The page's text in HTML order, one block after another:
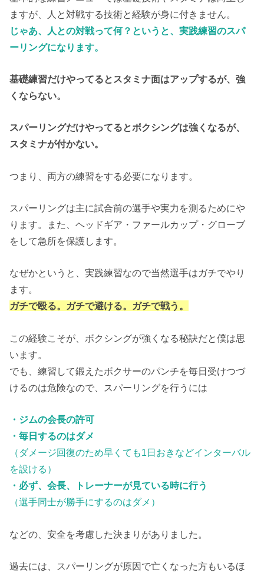
ますが、人と対戦する技術と経験が身に付きません。
じゃあ、人との対戦って何？というと、実践練習のスパ
ーリングになります。
基礎練習だけやってるとスタミナ面はアップするが、強
くならない。
スパーリングだけやってるとボクシングは強くなるが、
スタミナが付かない。
つまり、両方の練習をする必要になります。
スパーリングは主に試合前の選手や実力を測るためにや
ります。また、ヘッドギア・ファールカップ・グローブ
をして急所を保護します。
なぜかというと、実践練習なので当然選手はガチでやり
ます。
ガチで殴る。ガチで避ける。ガチで戦う。
この経験こそが、ボクシングが強くなる秘訣だと僕は思
います。
でも、練習して鍛えたボクサーのパンチを毎日受けつづ
けるのは危険なので、スパーリングを行うには
・ジムの会長の許可
・毎日するのはダメ
（ダメージ回復のため早くても1日おきなどインターバル
を設ける）
・必ず、会長、トレーナーが見ている時に行う
（選手同士が勝手にするのはダメ）
などの、安全を考慮した決まりがありました。
過去には、スパーリングが原因で亡くなった方もいるほ